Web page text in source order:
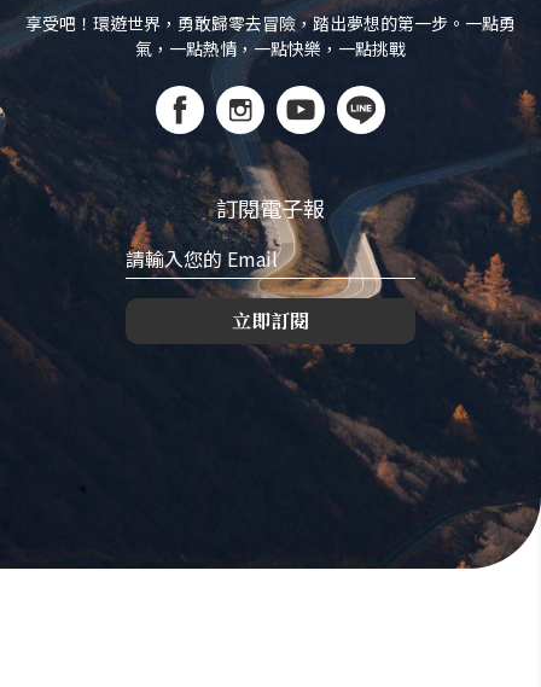
享受吧！環遊世界，勇敢歸零去冒險，踏出夢想的第一步。一點勇
氣，一點熱情，一點快樂，一點挑戰
訂閱電子報
立即訂閱